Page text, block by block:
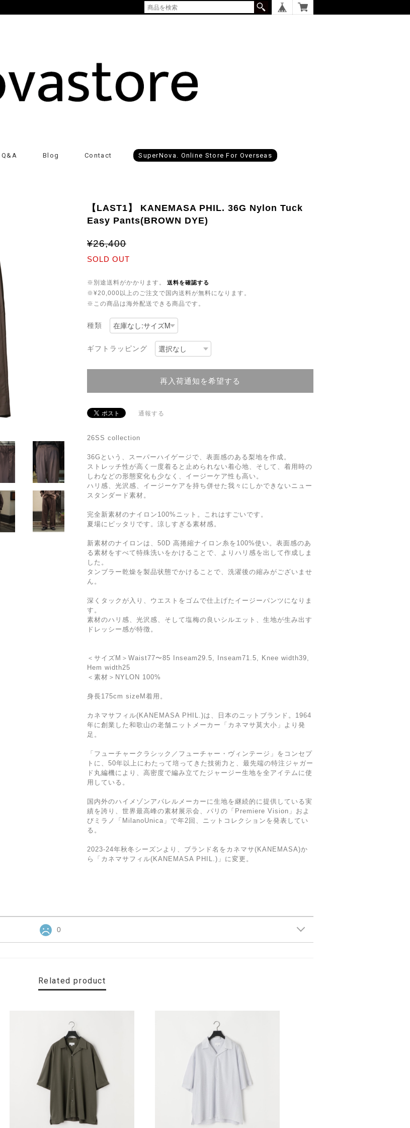
Q&A Blog Contact SuperNova. Online Store For Overseas
【LAST1】 KANEMASA PHIL. 36G Nylon Tuck
Easy Pants(BROWN DYE)
¥26,400
SOLD OUT
※別途送料がかかります。 送料を確認する
※¥20,000以上のご注文で国内送料が無料になります。
※この商品は海外配送できる商品です。
種類
ギフトラッピング
再入荷通知を希望する
通報する
26SS collection
36Gという、スーパーハイゲージで、表面感のある梨地を作成。
ストレッチ性が高く一度着ると止められない着心地、そして、着用時の
しわなどの形態変化も少なく、イージーケア性も高い。
ハリ感、光沢感、イージーケアを持ち併せた我々にしかできないニュー
スタンダード素材。
完全新素材のナイロン100%ニット。これはすごいです。
夏場にピッタリです。涼しすぎる素材感。
新素材のナイロンは、50D 高捲縮ナイロン糸を100%使い。表面感のあ
る素材をすべて特殊洗いをかけることで、よりハリ感を出して作成しま
した。
タンブラー乾燥を製品状態でかけることで、洗濯後の縮みがございませ
ん。
深くタックが入り、ウエストをゴムで仕上げたイージーパンツになりま
す。
素材のハリ感、光沢感、そして塩梅の良いシルエット、生地が生み出す
ドレッシー感が特徴。
＜サイズM＞Waist77〜85 Inseam29.5, Inseam71.5, Knee width39,
Hem width25
＜素材＞NYLON 100%
身長175cm sizeM着用。
カネマサフィル(KANEMASA PHIL.)は、日本のニットブランド。1964
年に創業した和歌山の老舗ニットメーカー「カネマサ莫大小」より発
足。
「フューチャークラシック／フューチャー・ヴィンテージ」をコンセプ
トに、50年以上にわたって培ってきた技術力と、最先端の特注ジャガー
ド丸編機により、高密度で編み立てたジャージー生地を全アイテムに使
用している。
国内外のハイメゾンアパレルメーカーに生地を継続的に提供している実
績を誇り、世界最⾼峰の素材展⽰会、パリの「Premiere Vision」およ
びミラノ「MilanoUnica」で年2回、ニットコレクションを発表してい
る。
2023-24年秋冬シーズンより、ブランド名をカネマサ(KANEMASA)か
ら「カネマサフィル(KANEMASA PHIL.)」に変更。
0
Related product